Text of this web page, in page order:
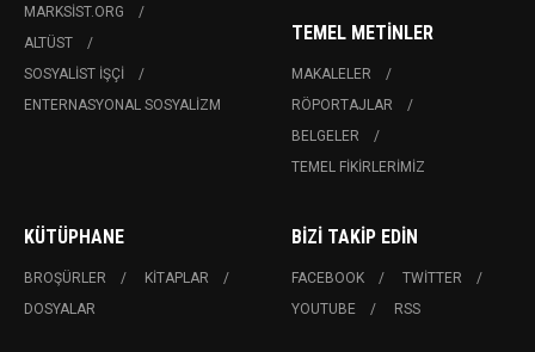
MARKSIST.ORG
ALTÜST
SOSYALIST İŞÇI
ENTERNASYONAL SOSYALIZM
TEMEL METINLER
MAKALELER
RÖPORTAJLAR
BELGELER
TEMEL FIKIRLERIMIZ
KÜTÜPHANE
BROŞÜRLER
KITAPLAR
DOSYALAR
BIZI TAKIP EDIN
FACEBOOK
TWITTER
YOUTUBE
RSS